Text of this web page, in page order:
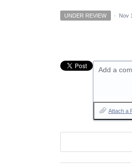
UNDER REVIEW · Nov
Add a
Attach a